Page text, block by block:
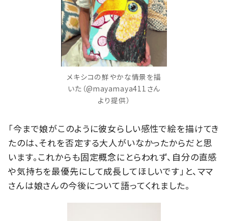
メキシコの鮮やかな情景を描
いた（@mayamaya411さん
より提供）
「今まで娘がこのように彼女らしい感性で絵を描けてき
たのは、それを否定する大人がいなかったからだと思
います。これからも固定概念にとらわれず、自分の直感
や気持ちを最優先にして成長してほしいです」と、ママ
さんは娘さんの今後について語ってくれました。